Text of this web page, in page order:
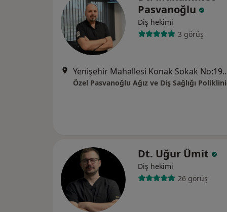
Pasvanoğlu
Diş hekimi
3 görüş
Yenişehir Mahallesi
Özel Pasvanoğlu Ağız ve Diş Sağlığı
Dt. Uğur Ümit
Diş hekimi
26 görüş